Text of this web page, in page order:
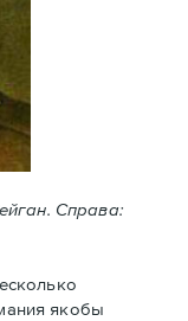
Справа:
якобы